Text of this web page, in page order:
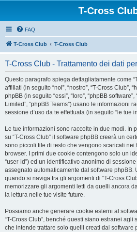
T-Cross
FAQ
T-Cross Club T-Cross Club
T-Cross Club - Trattamento dei dati
Questo paragrafo spiega dettagliatamente come
affiliati (in seguito “noi”, “nostro”, “T-Cross Club”,
phpBB (in seguito “essi”, “loro”, “phpBB
Limited”, “phpBB Teams”) usano le informazioni
sessione d’uso da te effettuata (in seguito “le tue
Le tue informazioni sono raccolte in due modi. In
su “T-Cross Club” il software phpBB creerà un
sono piccoli file di testo che vengono scaricati nei
browser. I primi due cookie contengono solo un
“user-id”) ed un identificativo anonimo di
assegnato automaticamente dal software phpBB.
quando si naviga tra gli argomenti di “T-Cross
memorizzare gli argomenti letti da quelli ancora
la lettura nelle tue visite future.
Possiamo anche generare cookie esterni al
“T-Cross Club”, benché questi siano estranei agli
che intende trattare solo quelli creati dal software